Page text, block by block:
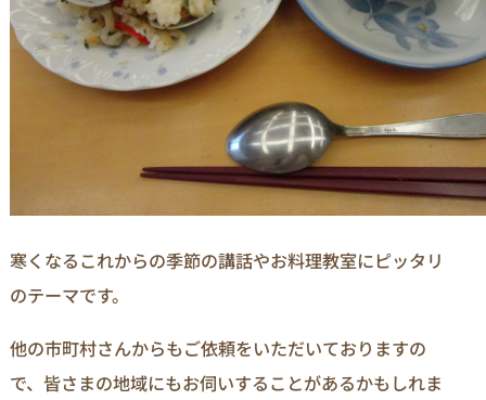
寒くなるこれからの季節の講話やお料理教室にピッタリ
のテーマです。
他の市町村さんからもご依頼をいただいておりますの
で、皆さまの地域にもお伺いすることがあるかもしれま